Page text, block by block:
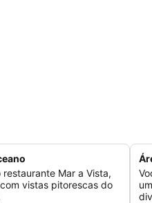
Mar a Vista,
vistas pitorescas do